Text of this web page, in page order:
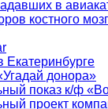
в
костного
Екатеринбурге
донора»
показ к/ф
проект